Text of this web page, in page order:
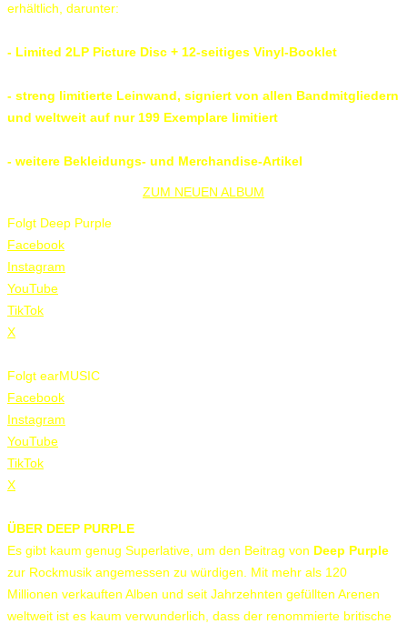
erhältlich, darunter:
- Limited 2LP Picture Disc + 12-seitiges Vinyl-Booklet
- streng limitierte Leinwand, signiert von allen Bandmitgliedern
und weltweit auf nur 199 Exemplare limitiert
- weitere Bekleidungs- und Merchandise-Artikel
ZUM NEUEN ALBUM
Folgt Deep Purple
Facebook
Instagram
YouTube
TikTok
X
Folgt earMUSIC
Facebook
Instagram
YouTube
TikTok
X
ÜBER DEEP PURPLE
Es gibt kaum genug Superlative, um den Beitrag von Deep Purple
zur Rockmusik angemessen zu würdigen. Mit mehr als 120
Millionen verkauften Alben und seit Jahrzehnten gefüllten Arenen
weltweit ist es kaum verwunderlich, dass der renommierte britische